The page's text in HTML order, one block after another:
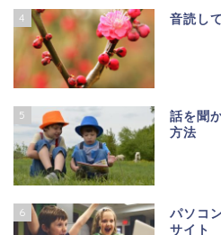
4 音読し
5
話を聞
方法
6
パソコ
サイト